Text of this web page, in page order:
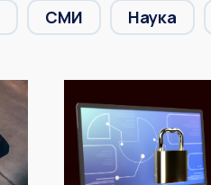
СМИ Наука